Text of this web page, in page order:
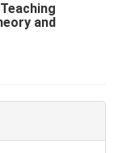
and